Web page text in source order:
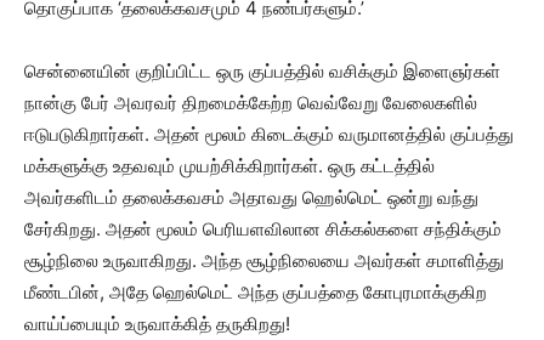
தொகுப்பாக ‘தலைக்கவசமும் 4 நண்பர்களும்.’
சென்னையின் குறிப்பிட்ட ஒரு குப்பத்தில் வசிக்கும் இளைஞர்கள்
நான்கு பேர் அவரவர் திறமைக்கேற்ற வெவ்வேறு வேலைகளில்
ஈடுபடுகிறார்கள். அதன் மூலம் கிடைக்கும் வருமானத்தில் குப்பத்து
மக்களுக்கு உதவவும் முயற்சிக்கிறார்கள். ஒரு கட்டத்தில்
அவர்களிடம் தலைக்கவசம் அதாவது ஹெல்மெட் ஒன்று வந்து
சேர்கிறது. அதன் மூலம் பெரியளவிலான சிக்கல்களை சந்திக்கும்
சூழ்நிலை உருவாகிறது. அந்த சூழ்நிலையை அவர்கள் சமாளித்து
மீண்டபின், அதே ஹெல்மெட் அந்த குப்பத்தை கோபுரமாக்குகிற
வாய்ப்பையும் உருவாக்கித் தருகிறது!